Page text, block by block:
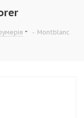
- Montblanc